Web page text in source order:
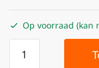
Op voorraad (kan